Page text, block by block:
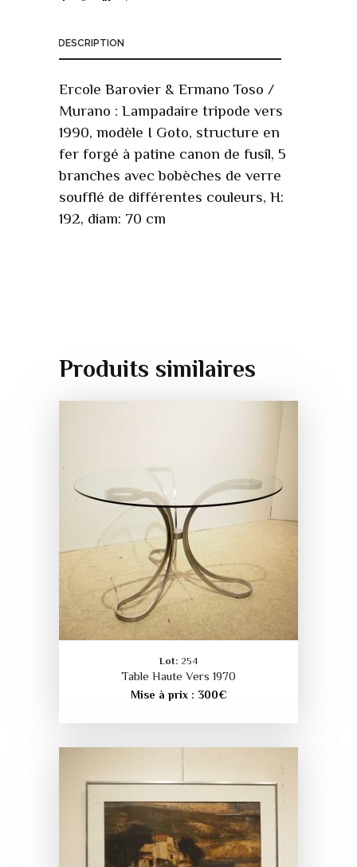
DESCRIPTION
Ercole Barovier & Ermano Toso /
Murano : Lampadaire tripode vers
1990, modèle I Goto, structure en
fer forgé à patine canon de fusil, 5
branches avec bobèches de verre
soufflé de différentes couleurs, H:
192, diam: 70 cm
Produits similaires
Lot: 254
Table Haute Vers 1970
Mise à prix : 300€